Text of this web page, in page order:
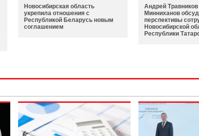
Новосибирская область
укрепила отношения с
Республикой Беларусь новым
соглашением
Андрей
Минниханов
перспективы
Новосибирской
Республики